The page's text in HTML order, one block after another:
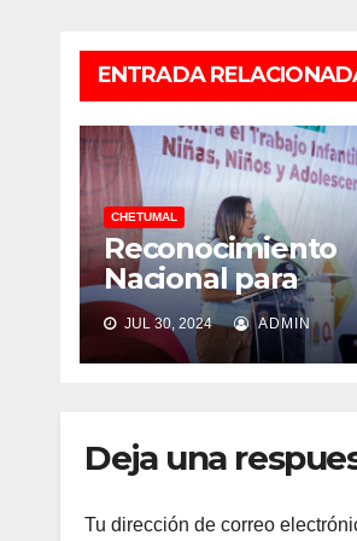
ENTRADA
CHETUMAL
Reconocimiento
Nacional para
Othón P. Blanco
protección
JUL 30, 2024 ADMIN
Deja una
Tu dirección de correo